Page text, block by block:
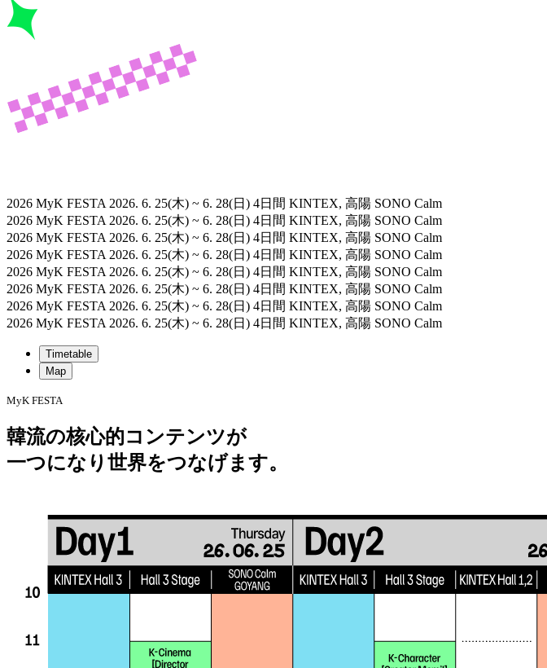
2026 MyK FESTA 2026. 6. 25(木) ~ 6. 28(日) 4日間 KINTEX, 高陽 SONO Calm
2026 MyK FESTA 2026. 6. 25(木) ~ 6. 28(日) 4日間 KINTEX, 高陽 SONO Calm
2026 MyK FESTA 2026. 6. 25(木) ~ 6. 28(日) 4日間 KINTEX, 高陽 SONO Calm
2026 MyK FESTA 2026. 6. 25(木) ~ 6. 28(日) 4日間 KINTEX, 高陽 SONO Calm
2026 MyK FESTA 2026. 6. 25(木) ~ 6. 28(日) 4日間 KINTEX, 高陽 SONO Calm
2026 MyK FESTA 2026. 6. 25(木) ~ 6. 28(日) 4日間 KINTEX, 高陽 SONO Calm
2026 MyK FESTA 2026. 6. 25(木) ~ 6. 28(日) 4日間 KINTEX, 高陽 SONO Calm
2026 MyK FESTA 2026. 6. 25(木) ~ 6. 28(日) 4日間 KINTEX, 高陽 SONO Calm
Timetable
Map
MyK FESTA
韓流の核心的コンテンツが
一つになり世界をつなげます。